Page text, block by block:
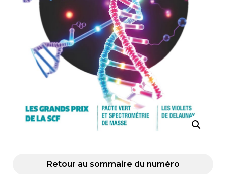
Retour au sommaire du numéro